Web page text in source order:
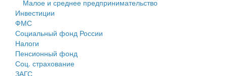
Фотоальбом
Проекты административных регламентов
Антимонопольный комплаенс
Противодействие коррупции
среднего предпринимательства
Муниципальные программы
Контрольно-счетная палата
Персональные данные
Малое и среднее предпринимательство
Инвестиции
ФМС
Социальный фонд России
Налоги
Пенсионный фонд
Соц. страхование
ЗАГС